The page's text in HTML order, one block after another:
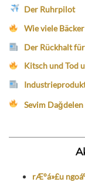
Der Ruhrpilot
Wie viele
Der Rückhalt
Kitsch und Tod
Sevim
rÆ°á»£u